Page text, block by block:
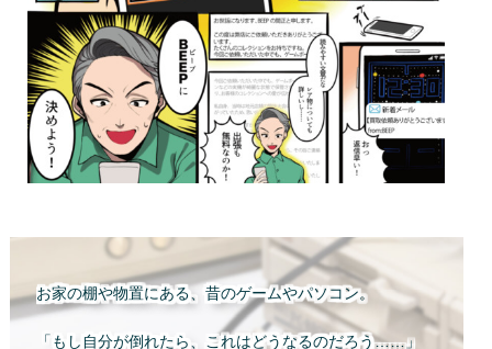
お家の棚や物置にある、昔のゲームやパソコン。
「もし自分が倒れたら、これはどうなるのだろう……」